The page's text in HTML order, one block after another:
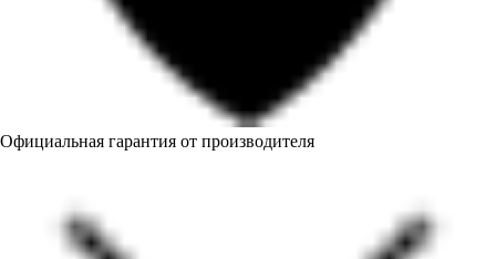
Официальная гарантия от производителя